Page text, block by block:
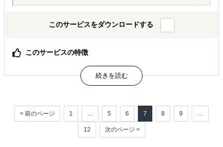
このサービスをダウンロードする
このサービスの特徴
Shopifyの構築から運用までワンストップで支援します。
海外向けECサイト構築 多言語サイト制作
< 前のページ 1 5 6 7 8 9
12 次のページ >